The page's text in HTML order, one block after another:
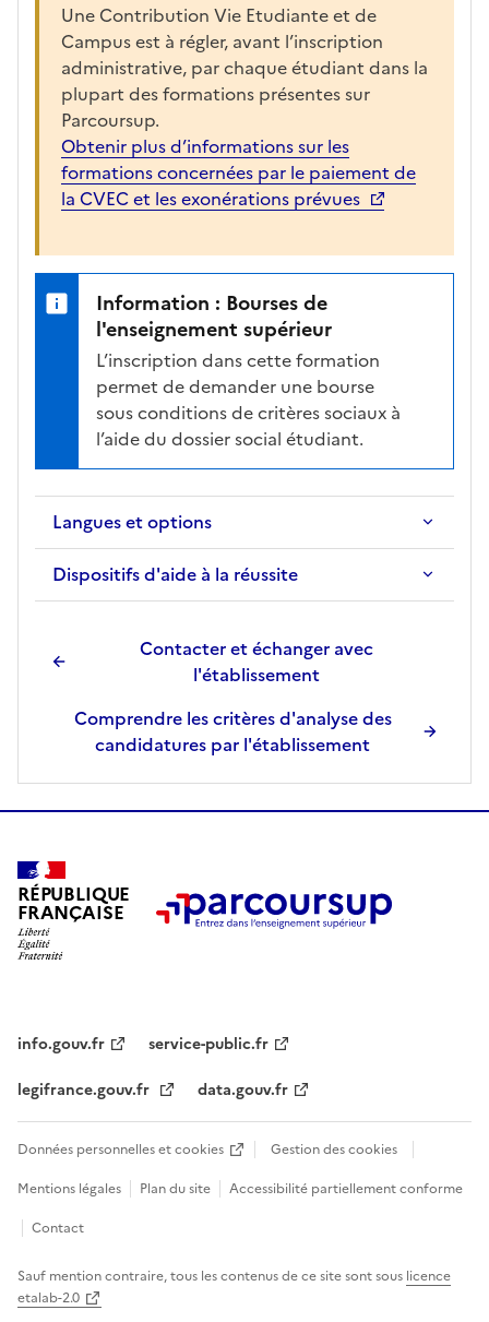
Une Contribution Vie Etudiante et de
Campus est à régler, avant l’inscription
administrative, par chaque étudiant dans la
plupart des formations présentes sur
Parcoursup.
Obtenir plus d’informations sur les
formations concernées par le paiement de
la CVEC et les exonérations prévues
Information : Bourses de
l'enseignement supérieur
L’inscription dans cette formation
permet de demander une bourse
sous conditions de critères sociaux à
l’aide du dossier social étudiant.
Langues et options
Dispositifs d'aide à la réussite
Contacter et échanger avec
l'établissement
Comprendre les critères d'analyse des
candidatures par l'établissement
RÉPUBLIQUE
FRANÇAISE
info.gouv.fr
service-public.fr
legifrance.gouv.fr
data.gouv.fr
Données personnelles et cookies
Gestion des cookies
Mentions légales
Plan du site
Accessibilité partiellement conforme
Contact
Sauf mention contraire, tous les contenus de ce site sont sous licence
etalab-2.0